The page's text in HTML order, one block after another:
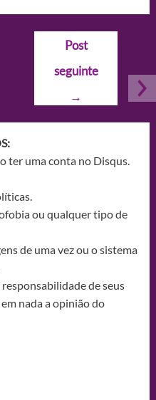
Post
seguinte
→
ter uma conta no Disqus.
ou qualquer tipo de
de uma vez ou o sistema
de seus
nada a opinião do